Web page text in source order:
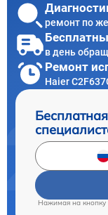
ремонт по
в день
Ремонт
Haier
Нажимая на кнопку